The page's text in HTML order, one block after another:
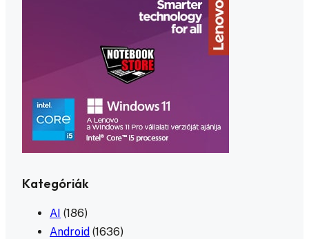
Kategóriák
AI (186)
Android (1636)